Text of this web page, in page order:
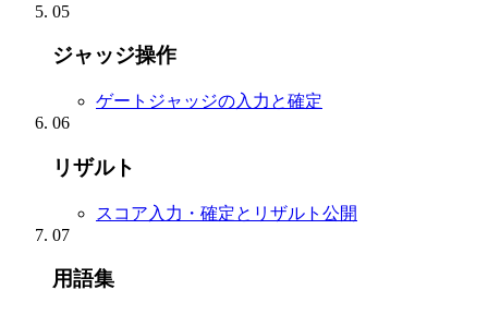
05
ジャッジ操作
ゲートジャッジの入力と確定
06
リザルト
スコア入力・確定とリザルト公開
07
用語集